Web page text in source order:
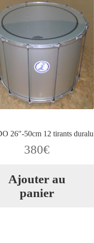
26″-50cm 12 tirants duralu
380€
Ajouter au
panier